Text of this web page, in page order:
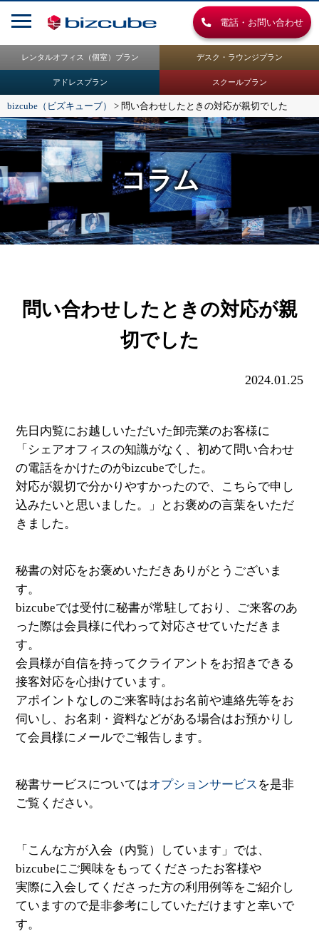
電話・お問い合わせ
レンタルオフィス（個室）プラン デスク・ラウンジプラン
アドレスプラン スクールプラン
bizcube（ビズキューブ） > 問い合わせしたときの対応が親切でした
コラム
問い合わせしたときの対応が親
切でした
2024.01.25
先日内覧にお越しいただいた卸売業のお客様に
「シェアオフィスの知識がなく、初めて問い合わせ
の電話をかけたのがbizcubeでした。
対応が親切で分かりやすかったので、こちらで申し
込みたいと思いました。」とお褒めの言葉をいただ
きました。
秘書の対応をお褒めいただきありがとうございま
す。
bizcubeでは受付に秘書が常駐しており、ご来客のあ
った際は会員様に代わって対応させていただきま
す。
会員様が自信を持ってクライアントをお招きできる
接客対応を心掛けています。
アポイントなしのご来客時はお名前や連絡先等をお
伺いし、お名刺・資料などがある場合はお預かりし
て会員様にメールでご報告します。
秘書サービスについてはオプションサービス を是非
ご覧ください。
「こんな方が入会（内覧）しています」では、
bizcubeにご興味をもってくださったお客様や
実際に入会してくださった方の利用例等をご紹介し
ていますので是非参考にしていただけますと幸いで
す。